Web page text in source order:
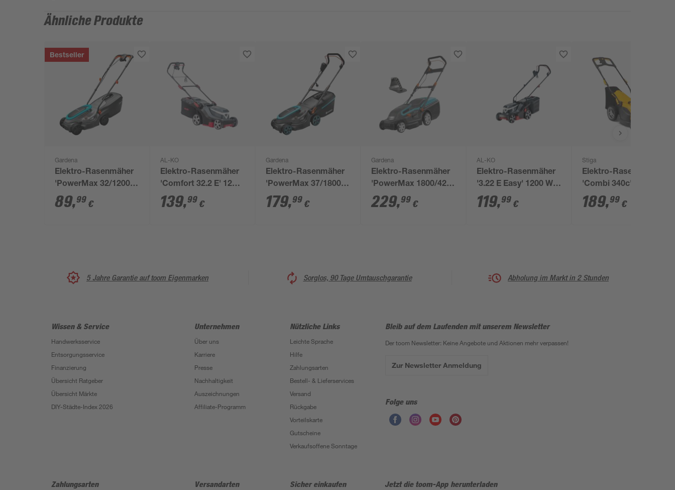
Ähnliche Produkte
Bestseller
Gardena
Elektro-Rasenmäher
'PowerMax 32/1200
G2' 1200 W
89,99 €
AL-KO
Elektro-Rasenmäher
'Comfort 32.2 E' 1200
W
139,99 €
Gardena
Elektro-Rasenmäher
'PowerMax 37/1800
G2' 1800 W
179,99 €
Gardena
Elektro-Rasenmäher
'PowerMax 1800/42'
1800 W, bis 800 m²
229,99 €
AL-KO
Elektro-Rasenmäher
'3.22 E Easy' 1200 W,
bis 250 m²
119,99 €
Stiga
Elektro-Rasenmäher
'Combi 340c' 1600 W
mit Mulchfunktion, bis
600 m²
189,99 €
5 Jahre Garantie auf toom Eigenmarken Sorglos, 90 Tage Umtauschgarantie Abholung im Markt in 2 Stunden
Wissen & Service
Handwerksservice
Entsorgungsservice
Finanzierung
Übersicht Ratgeber
Übersicht Märkte
DIY-Städte-Index 2026
Unternehmen
Über uns
Karriere
Presse
Nachhaltigkeit
Auszeichnungen
Affiliate-Programm
Nützliche Links
Leichte Sprache
Hilfe
Zahlungsarten
Bestell- & Lieferservices
Versand
Rückgabe
Vorteilskarte
Gutscheine
Verkaufsoffene Sonntage
Bleib auf dem Laufenden mit unserem Newsletter
Der toom Newsletter: Keine Angebote und Aktionen mehr verpassen!
Zur Newsletter Anmeldung
Folge uns
Zahlungsarten Versandarten Sicher einkaufen Jetzt die toom-App herunterladen